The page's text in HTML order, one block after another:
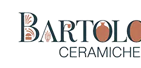
contenuto